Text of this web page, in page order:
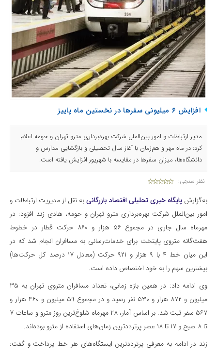
افزایش ۶ میلیونی سفرها در نخستین ماه پاییز
مدیر ارتباطات و امور بین‌الملل شرکت بهره‌برداری مترو تهران و حومه اعلام
کرد: در ماه مهر و هم‌زمان با آغاز سال تحصیلی و بازگشایی مدارس و
دانشگاه‌ها، میزان سفرها در مقایسه با شهریور افزایش یافته است.
نظر سنجی:
به‌گزارش پایگاه خبری تحلیلی اقتصاد بازرگانیبه نقل از مدیریت ارتباطات و
امور بین‌الملل شرکت بهره‌برداری مترو تهران و حومه، هادی زند افزود: در
مهرماه سال جاری در مجموع ۵۶ هزار و ۸۶۰ حرکت قطار در خطوط
هفت‌گانه متروی پایتخت برای خدمات‌رسانی به مسافران انجام شد که در
این میان خط ۴ با ۹ هزار و ۹۲۱ حرکت (معادل ۱۷ درصد کل حرکت‌ها)
بیشترین سهم را به خود اختصاص داده است.
وی ادامه داد: در همین بازه زمانی، تعداد مسافران متروی تهران به ۳۵
میلیون و ۸۷۲ هزار و ۵۳۰ نفر رسید و در مجموع ۵۹ میلیون و ۴۶۰ هزار و
۵۶۷ سفر ثبت شد. بر اساس آمار، ۲۸ مهرماه شلوغ‌ترین روز مترو و ساعات ۷
تا ۸ صبح و ۱۷ تا ۱۸ عصر پرترددترین زمان‌های استفاده از مترو بوده‌اند.
زند در ادامه به معرفی پرترددترین ایستگاه‌های هر خط پرداخت و گفت: